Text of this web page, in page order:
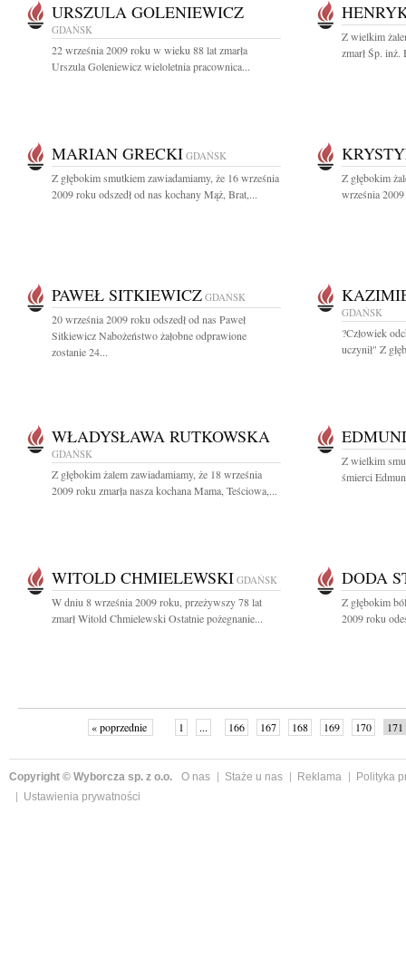
URSZULA GOLENIEWICZ
GDAŃSK
22 września 2009 roku w wieku 88 lat zmarła
Urszula Goleniewicz wieloletnia pracownica...
Z wielkim
zmarł Śp.
MARIAN GRECKI GDAŃSK
Z głębokim smutkiem zawiadamiamy, że 16 września
2009 roku odszedł od nas kochany Mąż, Brat,...
Z głębokim
września
PAWEŁ SITKIEWICZ GDAŃSK
20 września 2009 roku odszedł od nas Paweł
Sitkiewicz Nabożeństwo żałobne odprawione
zostanie 24...
GDAŃSK
?Człowiek
uczynił" Z
WŁADYSŁAWA RUTKOWSKA
GDAŃSK
Z głębokim żalem zawiadamiamy, że 18 września
2009 roku zmarła nasza kochana Mama, Teściowa,...
Z wielkim
śmierci
WITOLD CHMIELEWSKI GDAŃSK
W dniu 8 września 2009 roku, przeżywszy 78 lat
zmarł Witold Chmielewski Ostatnie pożegnanie...
DODA
Z głębokim
2009 roku
« poprzednie 1 ... 166 167 168 169 170 171
Copyright © Wyborcza sp. z o.o. O nas Staże u nas Reklama
Polityka
Ustawienia prywatności